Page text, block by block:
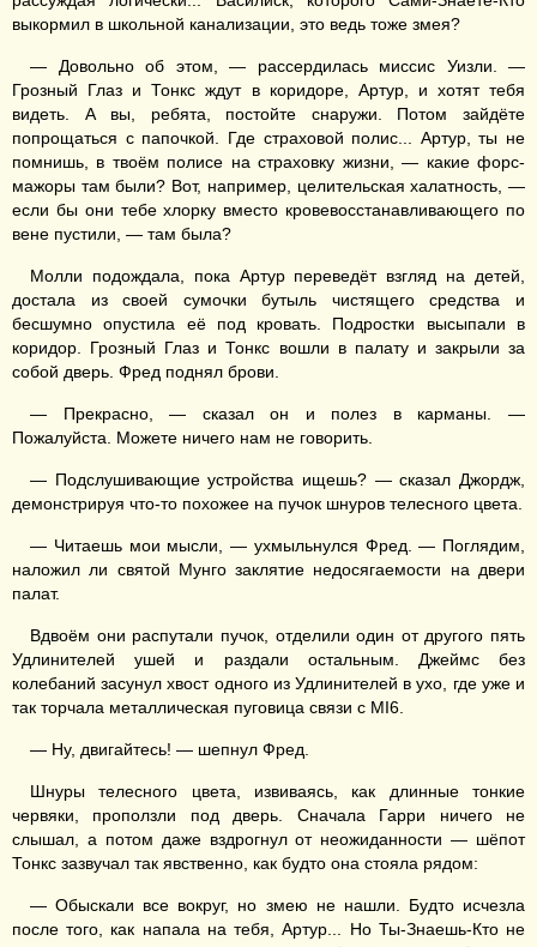
выкормил в школьной канализации, это ведь тоже змея?
— Довольно об этом, — рассердилась миссис Уизли. —
Грозный Глаз и Тонкс ждут в коридоре, Артур, и хотят тебя
видеть. А вы, ребята, постойте снаружи. Потом зайдёте
попрощаться с папочкой. Где страховой полис... Артур, ты не
помнишь, в твоём полисе на страховку жизни, — какие форс-
мажоры там были? Вот, например, целительская халатность, —
если бы они тебе хлорку вместо кровевосстанавливающего по
вене пустили, — там была?
Молли подождала, пока Артур переведёт взгляд на детей,
достала из своей сумочки бутыль чистящего средства и
бесшумно опустила её под кровать. Подростки высыпали в
коридор. Грозный Глаз и Тонкс вошли в палату и закрыли за
собой дверь. Фред поднял брови.
— Прекрасно, — сказал он и полез в карманы. —
Пожалуйста. Можете ничего нам не говорить.
— Подслушивающие устройства ищешь? — сказал Джордж,
демонстрируя что-то похожее на пучок шнуров телесного цвета.
— Читаешь мои мысли, — ухмыльнулся Фред. — Поглядим,
наложил ли святой Мунго заклятие недосягаемости на двери
палат.
Вдвоём они распутали пучок, отделили один от другого пять
Удлинителей ушей и раздали остальным. Джеймс без
колебаний засунул хвост одного из Удлинителей в ухо, где уже и
так торчала металлическая пуговица связи с MI6.
— Ну, двигайтесь! — шепнул Фред.
Шнуры телесного цвета, извиваясь, как длинные тонкие
червяки, проползли под дверь. Сначала Гарри ничего не
слышал, а потом даже вздрогнул от неожиданности — шёпот
Тонкс зазвучал так явственно, как будто она стояла рядом:
— Обыскали все вокруг, но змею не нашли. Будто исчезла
после того, как напала на тебя, Артур... Но Ты-Знаешь-Кто не